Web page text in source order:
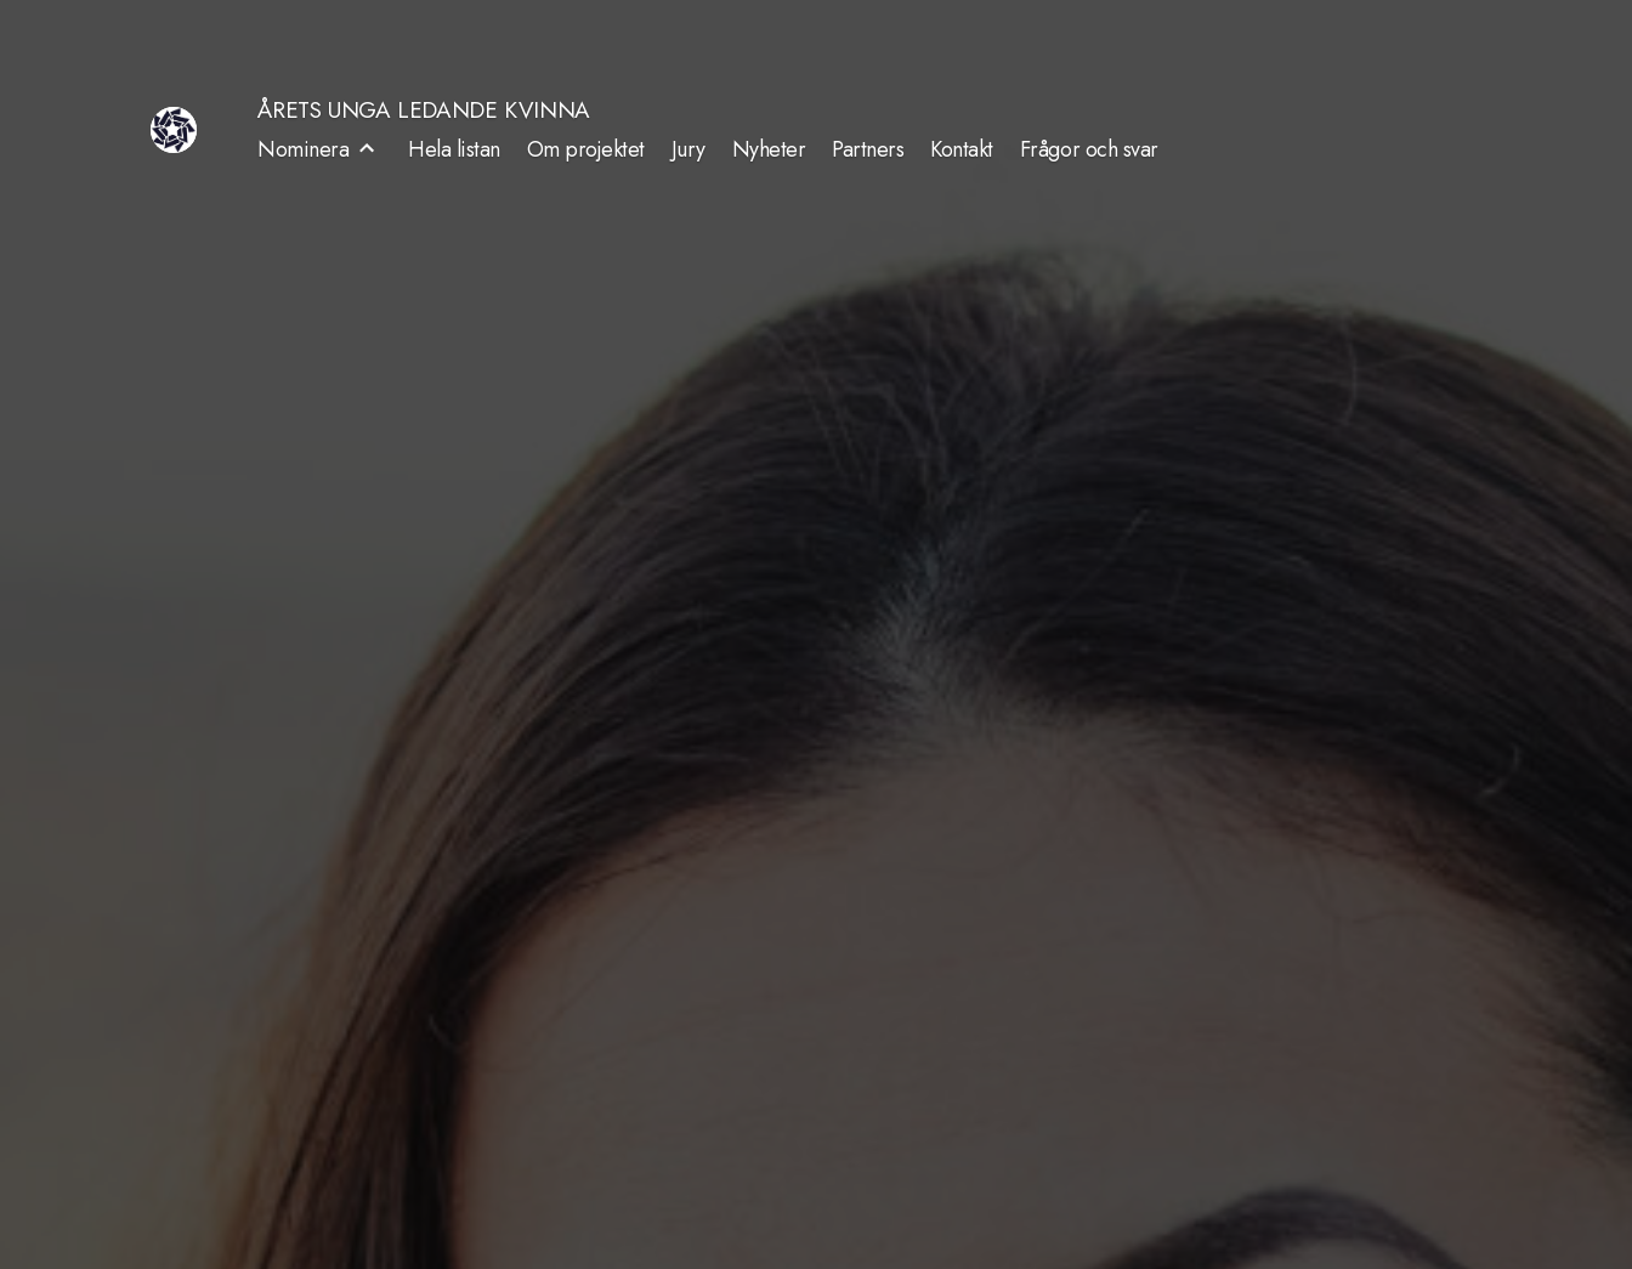
ÅRETS UNGA LEDANDE KVINNA
Nominera Hela listan Om projektet Jury Nyheter Partners Kontakt Frågor och svar